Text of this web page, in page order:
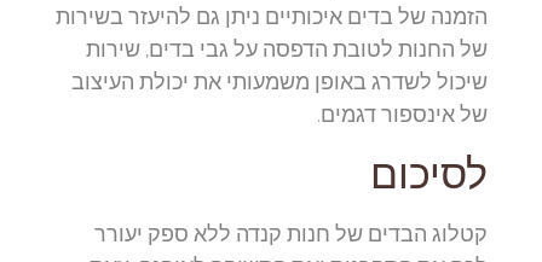
הזמנה של בדים איכותיים ניתן גם להיעזר בשירות
של החנות לטובת הדפסה על גבי בדים, שירות
שיכול לשדרג באופן משמעותי את יכולת העיצוב
של אינספור דגמים.
לסיכום
קטלוג הבדים של חנות קנדה ללא ספק יעורר